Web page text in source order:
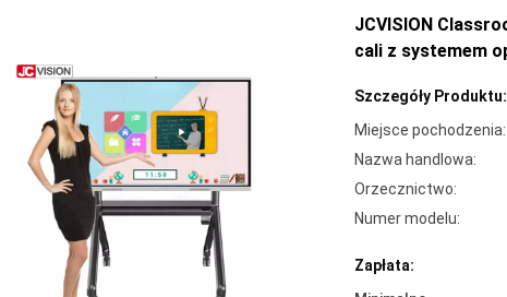
JCVISION
cali z systemem
Szczegóły Produktu:
Miejsce pochodzenia:
Nazwa handlowa:
Orzecznictwo:
Numer modelu:
Zapłata: